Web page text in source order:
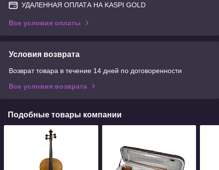
УДАЛЕННАЯ ОПЛАТА НА KASPI GOLD
Все условия оплаты
Условия возврата
Возврат товара в течение 14 дней по договоренности
Все условия возврата
Подобные товары компании